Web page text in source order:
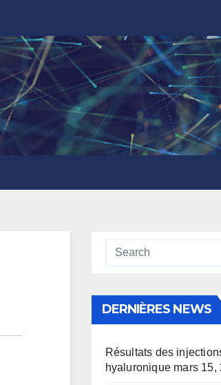
DERNIÈRES NEWS
Résultats des
hyaluronique mars 15,